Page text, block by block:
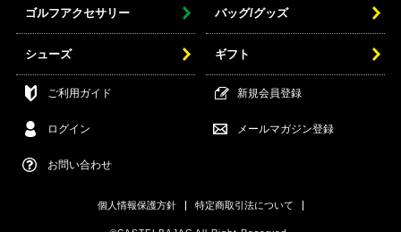
ゴルフアクセサリー バッグ/グッズ
シューズ ギフト
ご利用ガイド 新規会員登録
ログイン メールマガジン登録
お問い合わせ
個人情報保護方針 特定商取引法について